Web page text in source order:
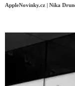
AppleNovinky.cz | Nika